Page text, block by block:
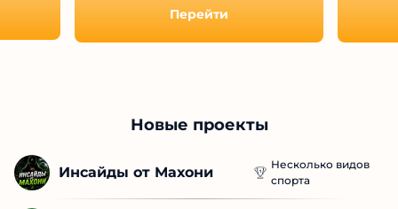
Перейти
Новые проекты
Инсайды от Махони
Несколько видов
спорта